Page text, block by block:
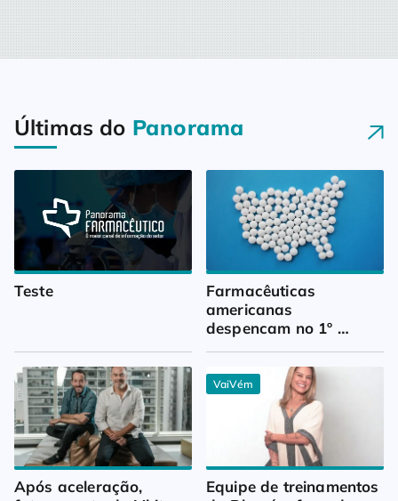
Últimas do Panorama
Teste
Farmacêuticas
americanas
despencam no 1º
Após aceleração,
VaiVém
Equipe de treinamentos